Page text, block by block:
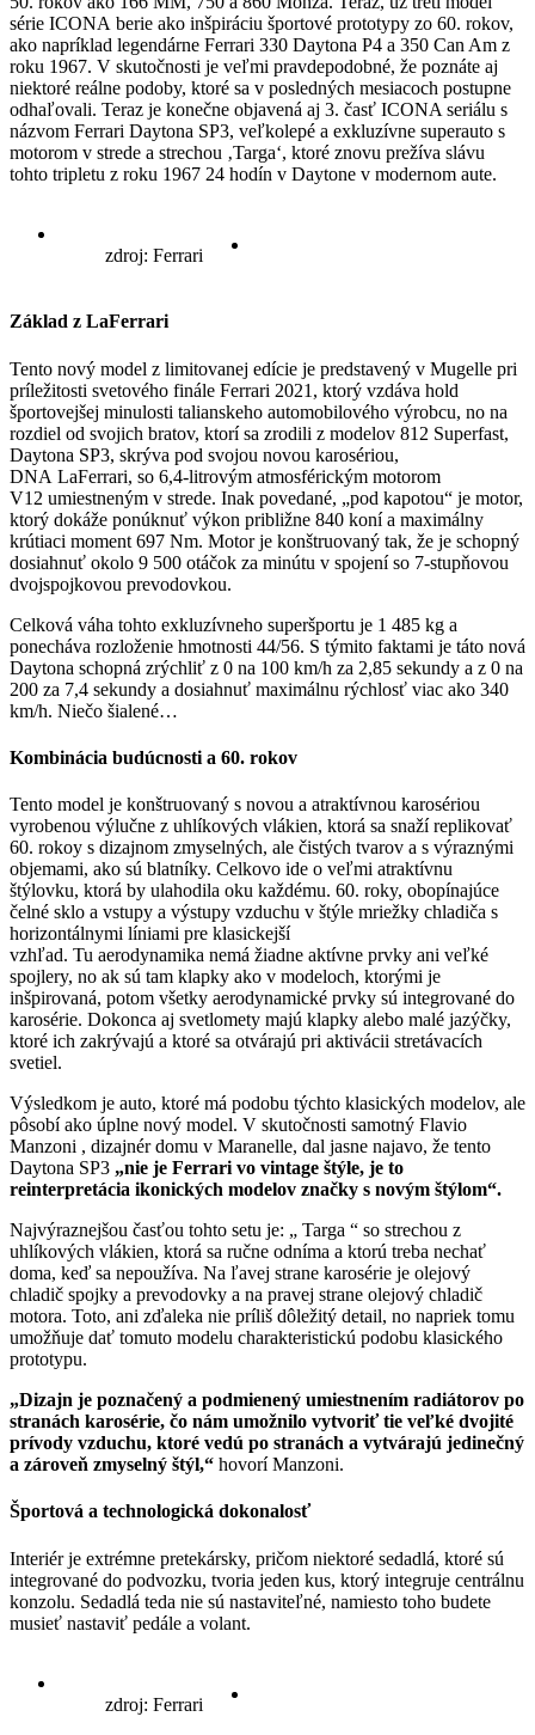
série ICONA berie ako inšpiráciu športové prototypy zo 60. rokov,
ako napríklad legendárne Ferrari 330 Daytona P4 a 350 Can Am z
roku 1967. V skutočnosti je veľmi pravdepodobné, že poznáte aj
niektoré reálne podoby, ktoré sa v posledných mesiacoch postupne
odhaľovali. Teraz je konečne objavená aj 3. časť ICONA seriálu s
názvom Ferrari Daytona SP3, veľkolepé a exkluzívne superauto s
motorom v strede a strechou ‚Targa‘, ktoré znovu prežíva slávu
tohto tripletu z roku 1967 24 hodín v Daytone v modernom aute.
zdroj: Ferrari
Základ z LaFerrari
Tento nový model z limitovanej edície je predstavený v Mugelle pri
príležitosti svetového finále Ferrari 2021, ktorý vzdáva hold
športovejšej minulosti talianskeho automobilového výrobcu, no na
rozdiel od svojich bratov, ktorí sa zrodili z modelov 812 Superfast,
Daytona SP3, skrýva pod svojou novou karosériou,
DNA LaFerrari, so 6,4-litrovým atmosférickým motorom
V12 umiestneným v strede. Inak povedané, „pod kapotou“ je motor,
ktorý dokáže ponúknuť výkon približne 840 koní a maximálny
krútiaci moment 697 Nm. Motor je konštruovaný tak, že je schopný
dosiahnuť okolo 9 500 otáčok za minútu v spojení so 7-stupňovou
dvojspojkovou prevodovkou.
Celková váha tohto exkluzívneho superšportu je 1 485 kg a
ponecháva rozloženie hmotnosti 44/56. S týmito faktami je táto nová
Daytona schopná zrýchliť z 0 na 100 km/h za 2,85 sekundy a z 0 na
200 za 7,4 sekundy a dosiahnuť maximálnu rýchlosť viac ako 340
km/h. Niečo šialené…
Kombinácia budúcnosti a 60. rokov
Tento model je konštruovaný s novou a atraktívnou karosériou
vyrobenou výlučne z uhlíkových vlákien, ktorá sa snaží replikovať
60. rokoy s dizajnom zmyselných, ale čistých tvarov a s výraznými
objemami, ako sú blatníky. Celkovo ide o veľmi atraktívnu
štýlovku, ktorá by ulahodila oku každému. 60. roky, obopínajúce
čelné sklo a vstupy a výstupy vzduchu v štýle mriežky chladiča s
horizontálnymi líniami pre klasickejší
vzhľad. Tu aerodynamika nemá žiadne aktívne prvky ani veľké
spojlery, no ak sú tam klapky ako v modeloch, ktorými je
inšpirovaná, potom všetky aerodynamické prvky sú integrované do
karosérie. Dokonca aj svetlomety majú klapky alebo malé jazýčky,
ktoré ich zakrývajú a ktoré sa otvárajú pri aktivácii stretávacích
svetiel.
Výsledkom je auto, ktoré má podobu týchto klasických modelov, ale
pôsobí ako úplne nový model. V skutočnosti samotný Flavio
Manzoni , dizajnér domu v Maranelle, dal jasne najavo, že tento
Daytona SP3 „nie je Ferrari vo vintage štýle, je to
reinterpretácia ikonických modelov značky s novým štýlom“.
Najvýraznejšou časťou tohto setu je: „ Targa “ so strechou z
uhlíkových vlákien, ktorá sa ručne odníma a ktorú treba nechať
doma, keď sa nepoužíva. Na ľavej strane karosérie je olejový
chladič spojky a prevodovky a na pravej strane olejový chladič
motora. Toto, ani zďaleka nie príliš dôležitý detail, no napriek tomu
umožňuje dať tomuto modelu charakteristickú podobu klasického
prototypu.
„Dizajn je poznačený a podmienený umiestnením radiátorov po
stranách karosérie, čo nám umožnilo vytvoriť tie veľké dvojité
prívody vzduchu, ktoré vedú po stranách a vytvárajú jedinečný
a zároveň zmyselný štýl,“ hovorí Manzoni.
Športová a technologická dokonalosť
Interiér je extrémne pretekársky, pričom niektoré sedadlá, ktoré sú
integrované do podvozku, tvoria jeden kus, ktorý integruje centrálnu
konzolu. Sedadlá teda nie sú nastaviteľné, namiesto toho budete
musieť nastaviť pedále a volant.
zdroj: Ferrari